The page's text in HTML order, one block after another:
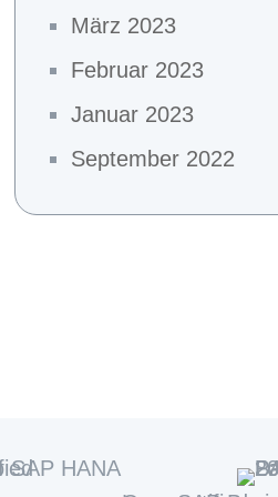
März 2023
Februar 2023
Januar 2023
September 2022